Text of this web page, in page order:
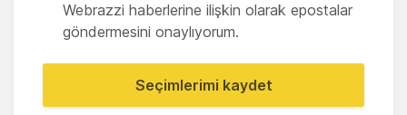
Webrazzi haberlerine ilişkin olarak epostalar
göndermesini onaylıyorum.
Seçimlerimi kaydet